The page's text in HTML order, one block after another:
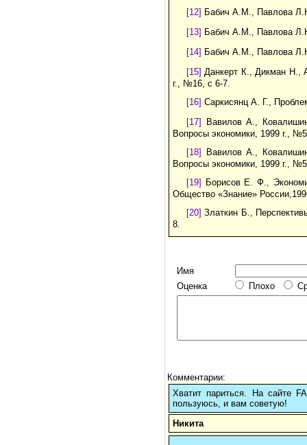
[12] Бабич А.М., Павлова
[13] Бабич А.М., Павлова
[14] Бабич А.М., Павлова
[15] Данкерт К., Дикман Н.,
г., №16, с 6-7.
[16] Саркисянц А. Г.,
[17]
Вавилов А.,
Вопросы экономики, 1999 г.,
[18]
Вавилов А.,
Вопросы экономики, 1999 г.,
[19]
Борисов Е. Ф.,
Общество «Знание»
[20] Златкин Б.,
8.
Имя
Оценка
Плохо
Комментарии:
Хватит париться. На сайте
пользуюсь, и вам советую!
Никита